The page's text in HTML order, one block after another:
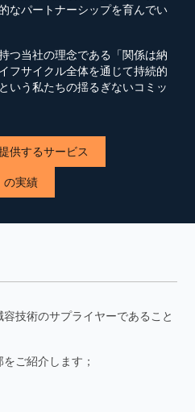
なパートナーシップを育んでい
つ当社の理念である「関係は納
フサイクル全体を通じて持続的
いう私たちの揺るぎないコミッ
供するサービス
の実績
技術のサプライヤーであること
ご紹介します；